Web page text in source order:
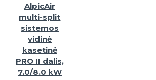
AlpicAir
multi-split
sistemos
vidinė
kasetinė
PRO II dalis,
7.0/8.0 kW